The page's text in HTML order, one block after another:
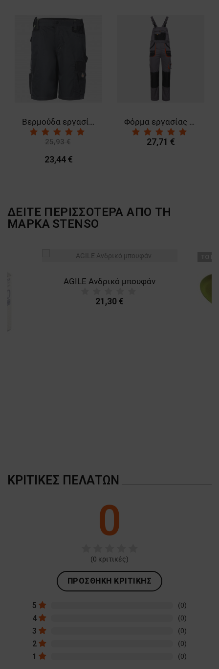
Βερμούδα εργασίας PRISMA SPANDEX
25,93 €
23,44 €
Φόρμα εργασίας CARGO EM
27,71 €
ΔΕΙΤΕ ΠΕΡΙΣΣΟΤΕΡΑ ΑΠΟ ΤΗ
ΜΑΡΚΑ STENSO
AGILE Ανδρικό μπουφάν
21,30 €
ΚΡΙΤΙΚΈΣ ΠΕΛΑΤΏΝ
0
(0 κριτικές)
ΠΡΟΣΘΉΚΗ ΚΡΙΤΙΚΉΣ
5 (0)
4 (0)
3 (0)
2 (0)
1 (0)